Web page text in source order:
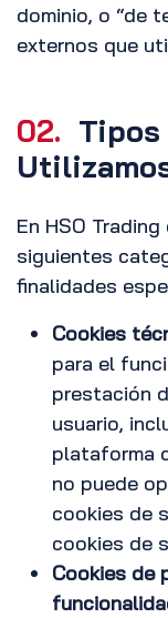
dominio, o “de
externos que
02. Tipos
En HSO
siguientes
finalidades
Cookies
para el
prestación
usuario,
plataforma
no puede
cookies de
cookies de
Cookies de